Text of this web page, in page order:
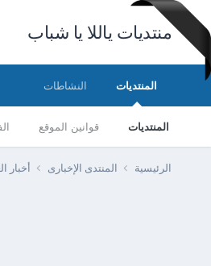
منتديات ياللا يا شباب
المنتديات
المنتديات قوانين الموقع
النشاطات
الرئيسية المنتدى الإخبارى أخبار